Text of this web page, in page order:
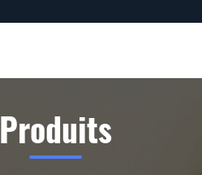
Produits